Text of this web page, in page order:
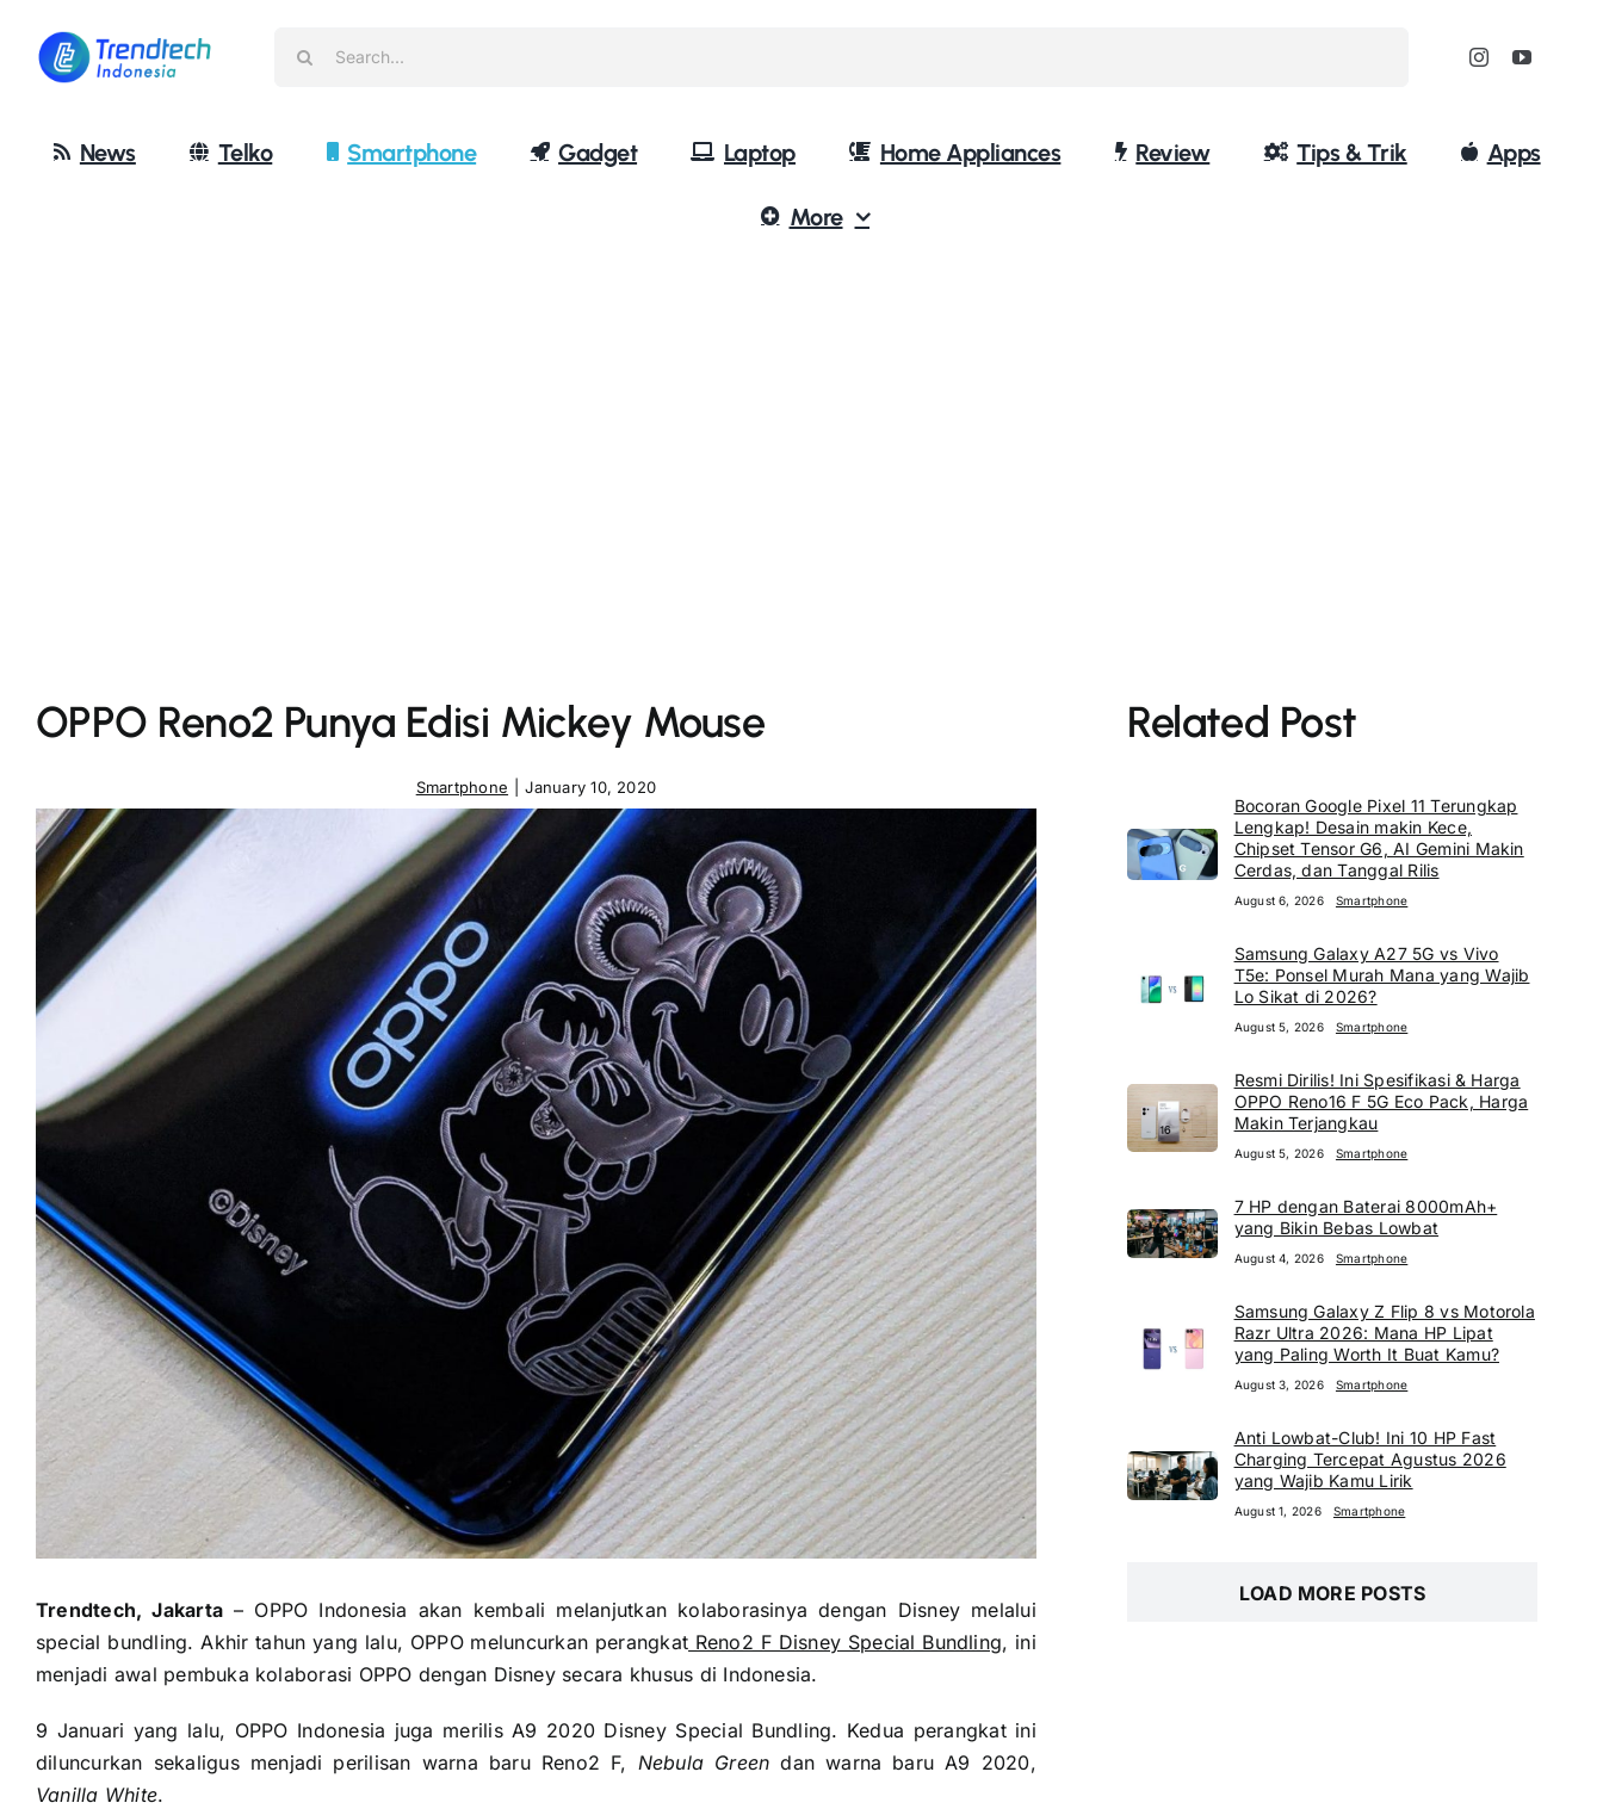
content
News Telko Smartphone Gadget Laptop Home Appliances Review Tips & Trik Apps
More
OPPO Reno2 Punya Edisi Mickey Mouse
Smartphone January 10, 2020
Trendtech, Jakarta – OPPO Indonesia akan kembali melanjutkan kolaborasinya dengan Disney melalui
special bundling. Akhir tahun yang lalu, OPPO meluncurkan perangkat Reno2 F Disney Special Bundling, ini
menjadi awal pembuka kolaborasi OPPO dengan Disney secara khusus di Indonesia.
9 Januari yang lalu, OPPO Indonesia juga merilis A9 2020 Disney Special Bundling. Kedua perangkat ini
diluncurkan sekaligus menjadi perilisan warna baru Reno2 F, Nebula Green dan warna baru A9 2020,
Vanilla White.
Related Post
Bocoran Google Pixel 11 Terungkap
Lengkap! Desain makin Kece,
Chipset Tensor G6, AI Gemini Makin
Cerdas, dan Tanggal Rilis
August 6, 2026 Smartphone
Samsung Galaxy A27 5G vs Vivo
T5e: Ponsel Murah Mana yang Wajib
Lo Sikat di 2026?
August 5, 2026 Smartphone
Resmi Dirilis! Ini Spesifikasi & Harga
OPPO Reno16 F 5G Eco Pack, Harga
Makin Terjangkau
August 5, 2026 Smartphone
7 HP dengan Baterai 8000mAh+
yang Bikin Bebas Lowbat
August 4, 2026 Smartphone
Samsung Galaxy Z Flip 8 vs Motorola
Razr Ultra 2026: Mana HP Lipat
yang Paling Worth It Buat Kamu?
August 3, 2026 Smartphone
Anti Lowbat-Club! Ini 10 HP Fast
Charging Tercepat Agustus 2026
yang Wajib Kamu Lirik
August 1, 2026 Smartphone
LOAD MORE POSTS